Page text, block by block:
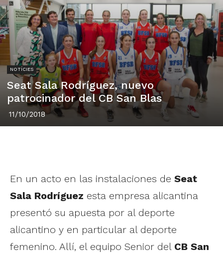
NOTÍCIES
Seat Sala Rodríguez, nuevo
patrocinador del CB San Blas
11/10/2018
En un acto en las instalaciones de Seat
Sala Rodríguez esta empresa alicantina
presentó su apuesta por al deporte
alicantino y en particular al deporte
femenino. Allí, el equipo Senior del CB San